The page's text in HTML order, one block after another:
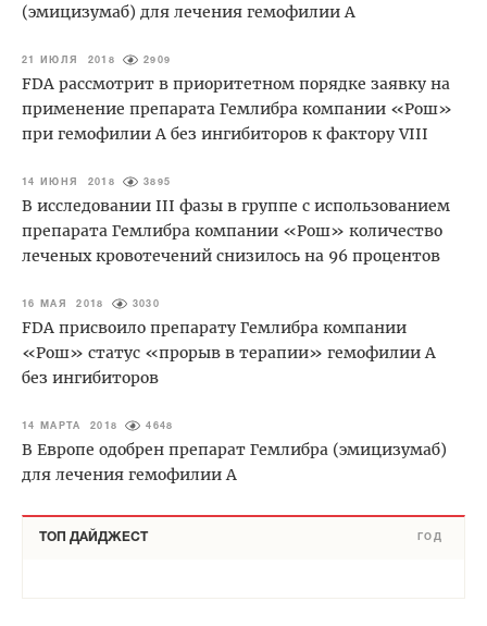
(эмицизумаб) для лечения гемофилии А
21 ИЮЛЯ 2018 2909
FDA рассмотрит в приоритетном порядке заявку на
применение препарата Гемлибра компании «Рош»
при гемофилии А без ингибиторов к фактору VIII
14 ИЮНЯ 2018 3895
В исследовании III фазы в группе с использованием
препарата Гемлибра компании «Рош» количество
леченых кровотечений снизилось на 96 процентов
16 МАЯ 2018 3030
FDA присвоило препарату Гемлибра компании
«Рош» статус «прорыв в терапии» гемофилии А
без ингибиторов
14 МАРТА 2018 4648
В Европе одобрен препарат Гемлибра (эмицизумаб)
для лечения гемофилии А
ТОП ДАЙДЖЕСТ ГОД